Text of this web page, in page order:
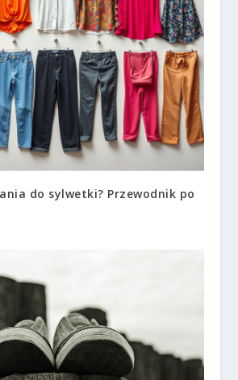
do sylwetki? Przewodnik po